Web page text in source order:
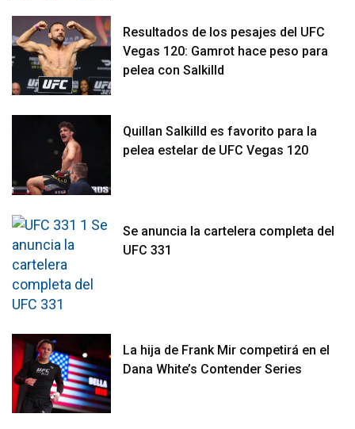
Resultados de los pesajes del UFC
Vegas 120: Gamrot hace peso para
pelea con Salkilld
Quillan Salkilld es favorito para la
pelea estelar de UFC Vegas 120
Se anuncia la cartelera completa del
UFC 331
La hija de Frank Mir competirá en el
Dana White’s Contender Series